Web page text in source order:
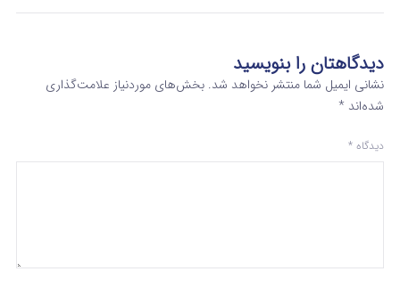
دیدگاهتان را بنویسید
نشانی ایمیل شما منتشر نخواهد شد. بخش‌های موردنیاز علامت‌گذاری
شده‌اند *
دیدگاه *